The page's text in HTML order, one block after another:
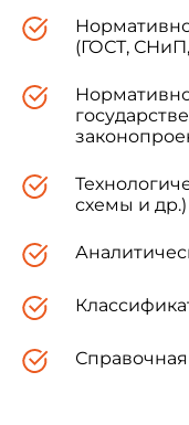
(ГОСТ,
схемы и др.)